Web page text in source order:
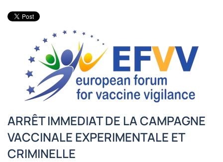
ARRÊT IMMEDIAT DE LA CAMPAGNE
VACCINALE EXPERIMENTALE ET
CRIMINELLE